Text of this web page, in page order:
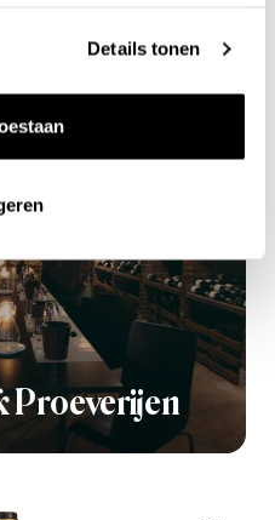
Details tonen
Vineuse
Proeverijen